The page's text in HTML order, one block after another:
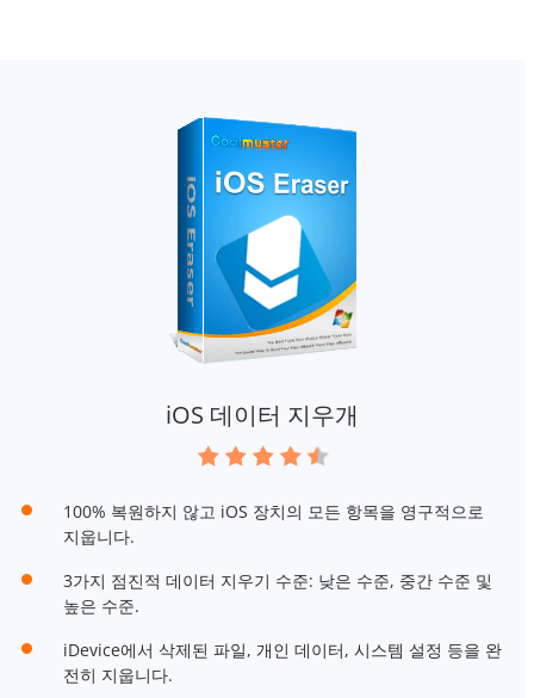
iOS 데이터 지우개
100% 복원하지 않고 iOS 장치의 모든 항목을 영구적으로
지웁니다.
3가지 점진적 데이터 지우기 수준: 낮은 수준, 중간 수준 및
높은 수준.
iDevice에서 삭제된 파일, 개인 데이터, 시스템 설정 등을 완
전히 지웁니다.